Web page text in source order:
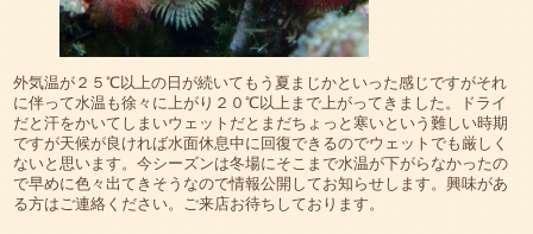
外気温が２５℃以上の日が続いてもう夏まじかといった感じですがそれ
に伴って水温も徐々に上がり２０℃以上まで上がってきました。ドライ
だと汗をかいてしまいウェットだとまだちょっと寒いという難しい時期
ですが天候が良ければ水面休息中に回復できるのでウェットでも厳しく
ないと思います。今シーズンは冬場にそこまで水温が下がらなかったの
で早めに色々出てきそうなので情報公開してお知らせします。興味があ
る方はご連絡ください。ご来店お待ちしております。